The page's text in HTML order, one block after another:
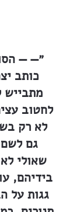
״— —
כותב
מתבייש
לחטוב
לא רק
גם
שאולי
בידיהם,
גגות על